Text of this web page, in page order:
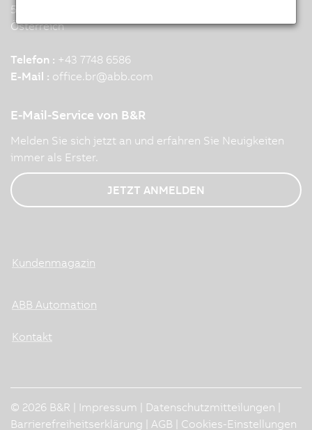
5142 Eggelsberg
Österreich
Telefon : +43 7748 6586
E-Mail : office.br@abb.com
E-Mail-Service von B&R
Melden Sie sich jetzt an und erfahren Sie Neuigkeiten
immer als Erster.
JETZT ANMELDEN
Kundenmagazin
ABB Automation
Kontakt
© 2026 B&R | Impressum Datenschutzmitteilungen
Barrierefreiheitserklärung
AGB Cookies-Einstellungen